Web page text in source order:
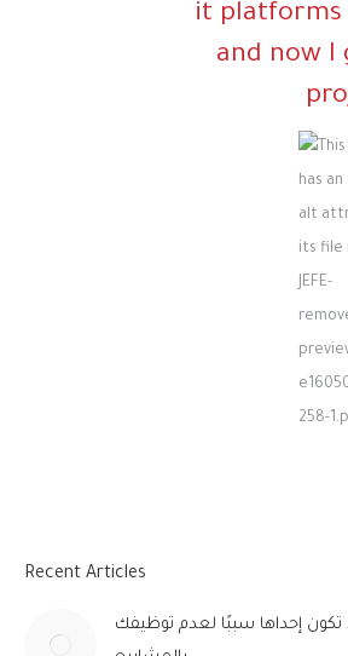
it platforms
and now
Recent Articles
تكون إحداها سببًا لعدم توظيفك